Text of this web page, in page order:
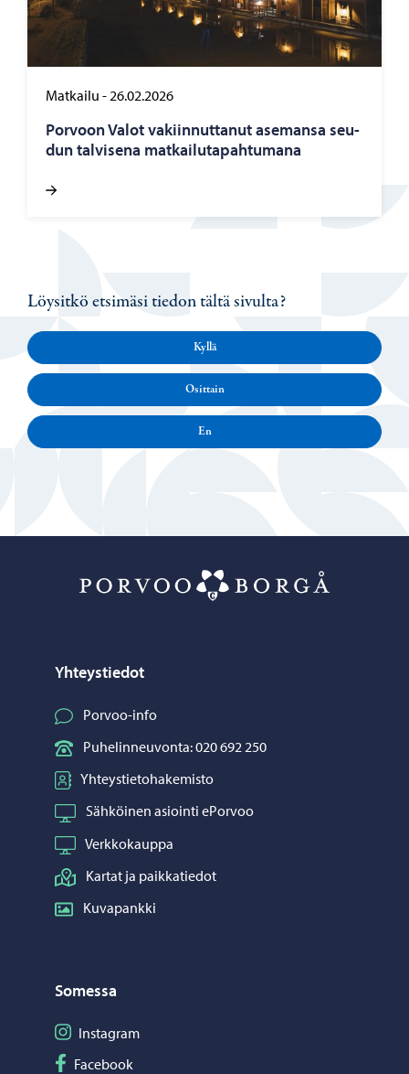
Matkailu -26.02.2026
Por­voon Valot va­kiin­nut­ta­nut ase­man­sa seu­
dun tal­vi­se­na mat­kai­lu­ta­pah­tu­ma­na
Löysitkö etsimäsi tiedon tältä sivulta?
Kyllä
Osittain
En
Yhteystiedot
Porvoo-info
Puhelinneuvonta: 020 692 250
Yhteystietohakemisto
Sähköinen asiointi ePorvoo
Verkkokauppa
Kartat ja paikkatiedot
Kuvapankki
Somessa
Seuraa Instagram
Instagram
Seuraa Facebook
Facebook